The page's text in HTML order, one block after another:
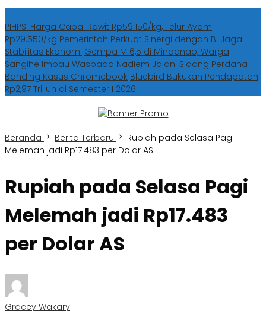
PIHPS: Harga Cabai Rawit Rp59.150/kg, Telur Ayam
Rp29.550/kg Pemerintah Perkuat Sinergi dengan BI Jaga
Stabilitas Ekonomi Gempa M 6,5 di Mindanao, Warga
Sangihe Imbau Waspada Nadiem Jalani Sidang Perdana
Banding Kasus Chromebook Bluebird Bukukan Pendapatan
Rp2,97 Triliun di Semester I 2026
Beranda Berita Terbaru
Rupiah pada Selasa Pagi
Melemah jadi Rp17.483 per Dolar AS
Rupiah pada Selasa Pagi
Melemah jadi Rp17.483
per Dolar AS
Gracey Wakary